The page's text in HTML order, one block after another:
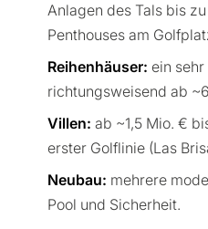
Anlagen des Tals bis
Penthouses am
Reihenhäuser: ein
richtungsweisend ab
Villen: ab ~1,5 Mio. €
erster Golflinie (Las
Neubau: mehrere
Pool und Sicherheit.